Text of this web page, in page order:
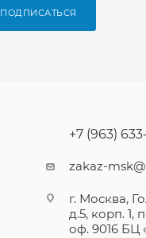
ПОДПИСАТЬСЯ
+7 (963)
zakaz-
г. Москва,
д.5, корп. 1,
оф. 9016 БЦ